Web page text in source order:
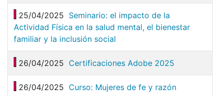
25/04/2025 Seminario: el impacto de la
Actividad Física en la salud mental, el bienestar
familiar y la inclusión social
26/04/2025 Certificaciones Adobe 2025
26/04/2025 Curso: Mujeres de fe y razón